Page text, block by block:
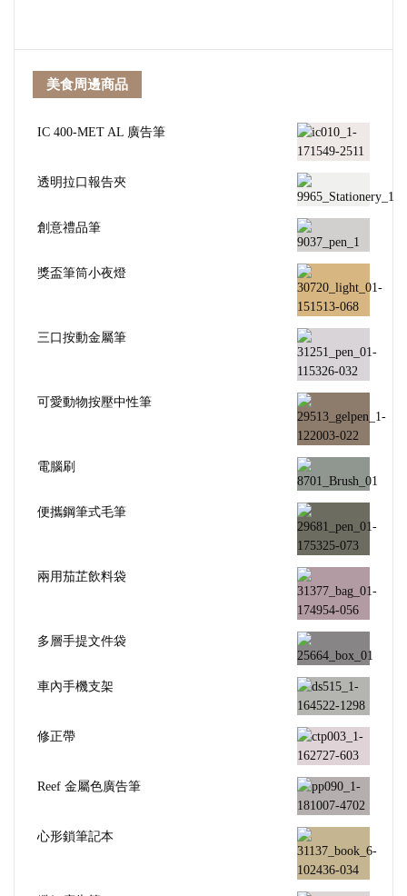
美食周邊商品
IC 400-MET AL 廣告筆
透明拉口報告夾
創意禮品筆
獎盃筆筒小夜燈
三口按動金屬筆
可愛動物按壓中性筆
電腦刷
便攜鋼筆式毛筆
兩用茄芷飲料袋
多層手提文件袋
車內手機支架
修正帶
Reef 金屬色廣告筆
心形鎖筆記本